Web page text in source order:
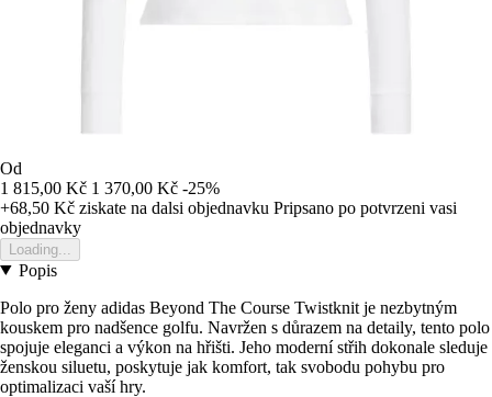
Od
1 815,00 Kč 1 370,00 Kč -25%
+68,50 Kč ziskate na dalsi objednavku Pripsano po potvrzeni vasi
objednavky
Loading...
Popis
Polo pro ženy adidas Beyond The Course Twistknit je nezbytným
kouskem pro nadšence golfu. Navržen s důrazem na detaily, tento polo
spojuje eleganci a výkon na hřišti. Jeho moderní střih dokonale sleduje
ženskou siluetu, poskytuje jak komfort, tak svobodu pohybu pro
optimalizaci vaší hry.